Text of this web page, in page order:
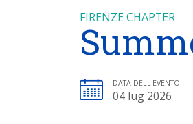
FIRENZE CHAPTER
DATA DELL'EVENTO
04 lug 2026